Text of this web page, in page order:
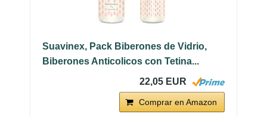
Suavinex, Pack Biberones de Vidrio,
Biberones Anticolicos con Tetina...
22,05 EUR
Comprar en Amazon